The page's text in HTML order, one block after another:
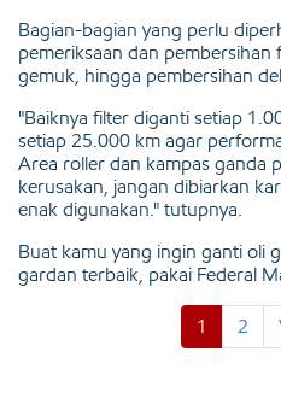
Bagian-bagian yang perlu
pemeriksaan dan pembersihan
gemuk, hingga pembersihan
"Baiknya filter diganti setiap
setiap 25.000 km agar
Area roller dan kampas ganda
kerusakan, jangan dibiarkan
enak digunakan." tutupnya.
Buat kamu yang ingin ganti oli
gardan terbaik, pakai Federal
1 2